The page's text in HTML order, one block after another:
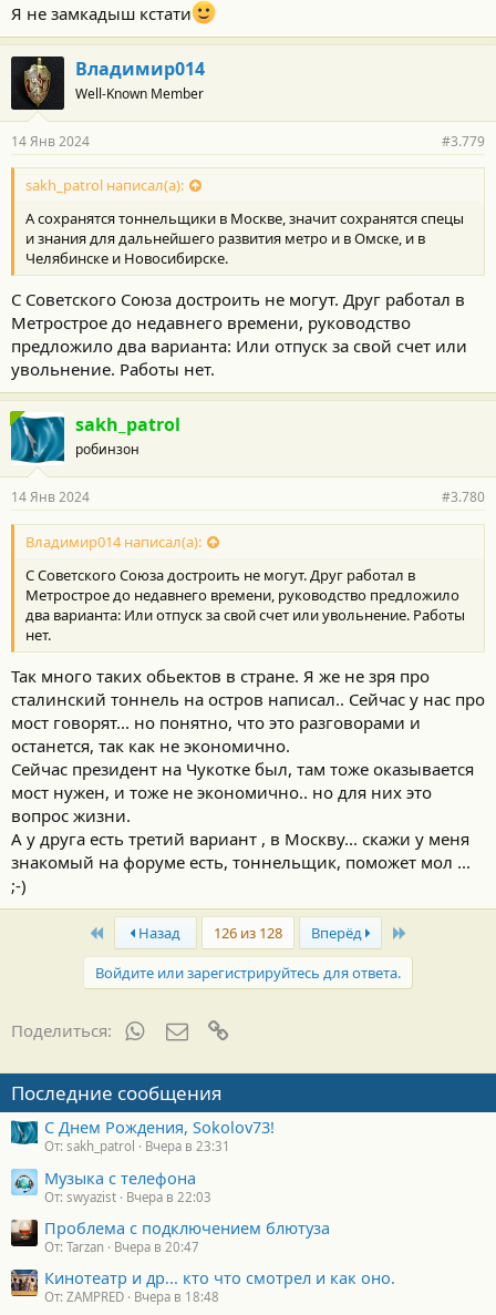
Я не замкадыш кстати
Владимир014
Well-Known Member
14 Янв 2024 #3.779
sakh_patrol написал(а):
А сохранятся тоннельщики в Москве, значит сохранятся спецы
и знания для дальнейшего развития метро и в Омске, и в
Челябинске и Новосибирске.
С Советского Союза достроить не могут. Друг работал в
Метрострое до недавнего времени, руководство
предложило два варианта: Или отпуск за свой счет или
увольнение. Работы нет.
sakh_patrol
робинзон
14 Янв 2024 #3.780
Владимир014 написал(а):
С Советского Союза достроить не могут. Друг работал в
Метрострое до недавнего времени, руководство предложило
два варианта: Или отпуск за свой счет или увольнение. Работы
нет.
Так много таких обьектов в стране. Я же не зря про
сталинский тоннель на остров написал.. Сейчас у нас про
мост говорят... но понятно, что это разговорами и
останется, так как не экономично.
Сейчас президент на Чукотке был, там тоже оказывается
мост нужен, и тоже не экономично.. но для них это
вопрос жизни.
А у друга есть третий вариант , в Москву... скажи у меня
знакомый на форуме есть, тоннельщик, поможет мол ...
;-)
First Назад 126 из 128 Вперёд
Войдите или зарегистрируйтесь для ответа.
Поделиться: WhatsAppЭлектронная почта
Последние сообщения
С Днем Рождения, Sokolov73!
От: sakh_patrol Вчера в 23:31
Музыка с телефона
От: swyazist Вчера в 22:03
Проблема с подключением блютуза
От: Tarzan Вчера в 20:47
Кинотеатр и др... кто что смотрел и как оно.
От: ZAMPRED Вчера в 18:48